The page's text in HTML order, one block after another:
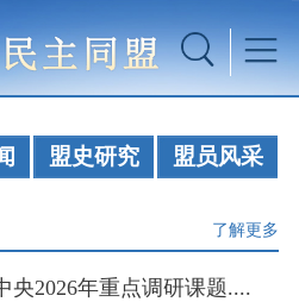
盟史研究 盟员风采
了解更多
央2026年重点调研课题....